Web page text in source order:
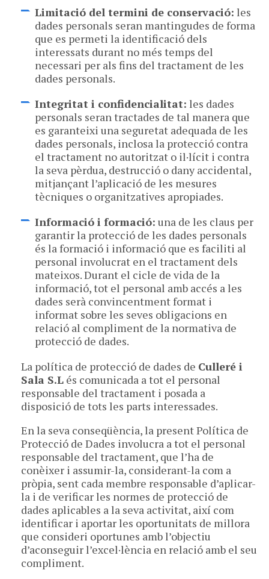
Limitació del termini de conservació: les
dades personals seran mantingudes de forma
que es permeti la identificació dels
interessats durant no més temps del
necessari per als fins del tractament de les
dades personals.
Integritat i confidencialitat: les dades
personals seran tractades de tal manera que
es garanteixi una seguretat adequada de les
dades personals, inclosa la protecció contra
el tractament no autoritzat o il·lícit i contra
la seva pèrdua, destrucció o dany accidental,
mitjançant l’aplicació de les mesures
tècniques o organitzatives apropiades.
Informació i formació: una de les claus per
garantir la protecció de les dades personals
és la formació i informació que es faciliti al
personal involucrat en el tractament dels
mateixos. Durant el cicle de vida de la
informació, tot el personal amb accés a les
dades serà convincentment format i
informat sobre les seves obligacions en
relació al compliment de la normativa de
protecció de dades.
La política de protecció de dades de Culleré i
Sala S.L és comunicada a tot el personal
responsable del tractament i posada a
disposició de tots les parts interessades.
En la seva conseqüència, la present Política de
Protecció de Dades involucra a tot el personal
responsable del tractament, que l’ha de
conèixer i assumir-la, considerant-la com a
pròpia, sent cada membre responsable d’aplicar-
la i de verificar les normes de protecció de
dades aplicables a la seva activitat, així com
identificar i aportar les oportunitats de millora
que consideri oportunes amb l’objectiu
d’aconseguir l’excel·lència en relació amb el seu
compliment.